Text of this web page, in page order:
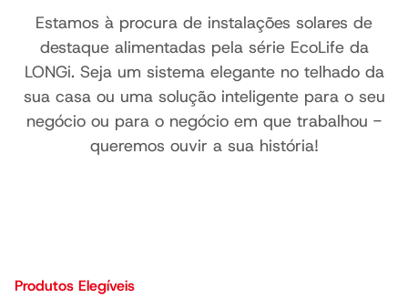
Estamos à procura de instalações solares de
destaque alimentadas pela série EcoLife da
LONGi. Seja um sistema elegante no telhado da
sua casa ou uma solução inteligente para o seu
negócio ou para o negócio em que trabalhou -
queremos ouvir a sua história!
Produtos Elegíveis